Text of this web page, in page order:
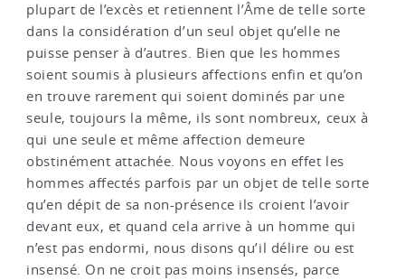
plupart de l’excès et retiennent l’Âme de telle sorte
dans la considération d’un seul objet qu’elle ne
puisse penser à d’autres. Bien que les hommes
soient soumis à plusieurs affections enfin et qu’on
en trouve rarement qui soient dominés par une
seule, toujours la même, ils sont nombreux, ceux à
qui une seule et même affection demeure
obstinément attachée. Nous voyons en effet les
hommes affectés parfois par un objet de telle sorte
qu’en dépit de sa non-présence ils croient l’avoir
devant eux, et quand cela arrive à un homme qui
n’est pas endormi, nous disons qu’il délire ou est
insensé. On ne croit pas moins insensés, parce